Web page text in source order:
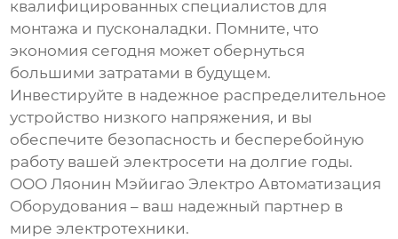
квалифицированных специалистов для
монтажа и пусконаладки. Помните, что
экономия сегодня может обернуться
большими затратами в будущем.
Инвестируйте в надежное распределительное
устройство низкого напряжения, и вы
обеспечите безопасность и бесперебойную
работу вашей электросети на долгие годы.
ООО Ляонин Мэйигао Электро Автоматизация
Оборудования – ваш надежный партнер в
мире электротехники.